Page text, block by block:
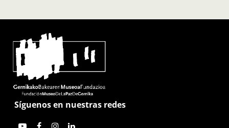
Síguenos en nuestras redes